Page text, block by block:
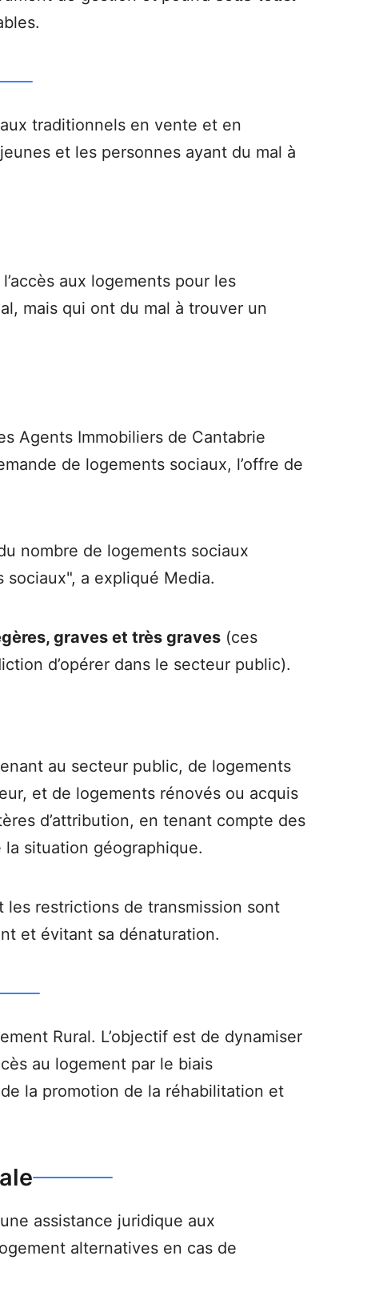
traditionnels en vente et en
et les personnes ayant du mal à
aux logements pour les
mais qui ont du mal à trouver un
Agents Immobiliers de Cantabrie
de logements sociaux, l’offre de
nombre de logements sociaux
a expliqué Media.
graves et très graves (ces
d’opérer dans le secteur public).
au secteur public, de logements
et de logements rénovés ou acquis
d’attribution, en tenant compte des
situation géographique.
restrictions de transmission sont
et évitant sa dénaturation.
Rural. L’objectif est de dynamiser
au logement par le biais
la promotion de la réhabilitation et
assistance juridique aux
alternatives en cas de